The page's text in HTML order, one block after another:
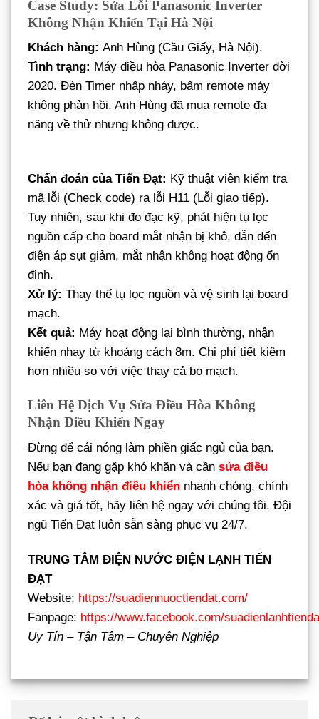
Case Study: Sửa Lỗi Panasonic Inverter
Không Nhận Khiển Tại Hà Nội
Khách hàng: Anh Hùng (Cầu Giấy, Hà Nội).
Tình trạng: Máy điều hòa Panasonic Inverter đời
2020. Đèn Timer nhấp nháy, bấm remote máy
không phản hồi. Anh Hùng đã mua remote đa
năng về thử nhưng không được.
Chẩn đoán của Tiến Đạt: Kỹ thuật viên kiểm tra
mã lỗi (Check code) ra lỗi H11 (Lỗi giao tiếp).
Tuy nhiên, sau khi đo đạc kỹ, phát hiện tụ lọc
nguồn cấp cho board mắt nhận bị khô, dẫn đến
điện áp sụt giảm, mắt nhận không hoạt động ổn
định.
Xử lý: Thay thế tụ lọc nguồn và vệ sinh lại board
mạch.
Kết quả: Máy hoạt động lại bình thường, nhận
khiển nhạy từ khoảng cách 8m. Chi phí tiết kiệm
hơn nhiều so với việc thay cả bo mạch.
Liên Hệ Dịch Vụ Sửa Điều Hòa Không
Nhận Điều Khiển Ngay
Đừng để cái nóng làm phiền giấc ngủ của bạn.
Nếu bạn đang gặp khó khăn và cần sửa điều
hòa không nhận điều khiển nhanh chóng, chính
xác và giá tốt, hãy liên hệ ngay với chúng tôi. Đội
ngũ Tiến Đạt luôn sẵn sàng phục vụ 24/7.
TRUNG TÂM ĐIỆN NƯỚC ĐIỆN LẠNH TIẾN
ĐẠT
Website: https://suadiennuoctiendat.com/
Fanpage: https://www.facebook.com/
Uy Tín – Tận Tâm – Chuyên Nghiệp